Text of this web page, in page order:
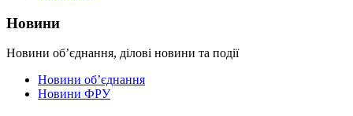
Новини
Новини об’єднання, ділові новини та події
Новини об’єднання
Новини ФРУ